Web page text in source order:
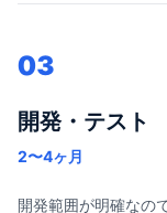
03
開発・テスト
2〜4ヶ月
開発範囲が明確なの